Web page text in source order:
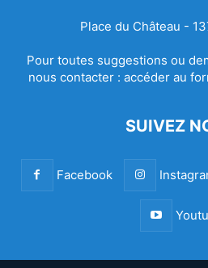
Place du Château -
Pour toutes suggestions ou
nous contacter : accéder au
SUIVEZ
Facebook